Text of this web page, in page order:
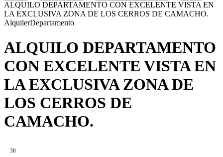
ALQUILO DEPARTAMENTO CON EXCELENTE VISTA EN
LA EXCLUSIVA ZONA DE LOS CERROS DE CAMACHO.
AlquilerDepartamento
ALQUILO DEPARTAMENTO
CON EXCELENTE VISTA EN
LA EXCLUSIVA ZONA DE
LOS CERROS DE
CAMACHO.
38